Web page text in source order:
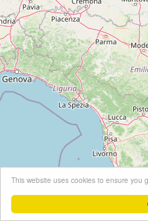
This website uses cookies to ensure you
Leaflet| ©OpenStreetMapcontributors